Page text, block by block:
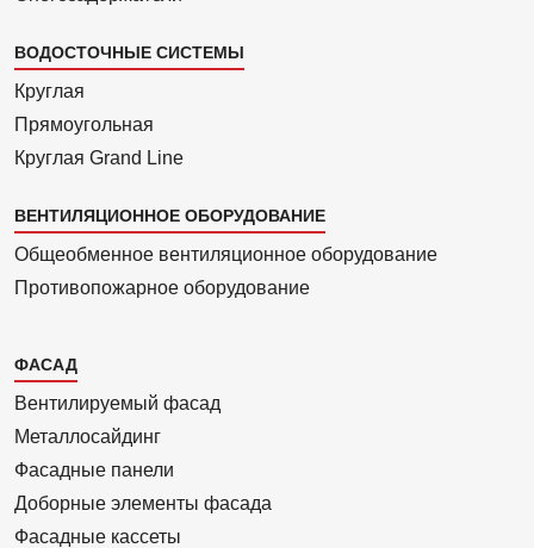
ВОДОСТОЧНЫЕ СИСТЕМЫ
Круглая
Прямоуголь­ная
Круглая Grand Line
ВЕНТИЛЯЦИОННОЕ ОБОРУДОВАНИЕ
Общеобменное вентиляционное оборудование
Противопожарное оборудование
Каталог
2
ФАСАД
Вентилиру­емый фасад
Металло­сайдинг
Фасадные панели
Доборные элементы фасада
Фасадные кассеты